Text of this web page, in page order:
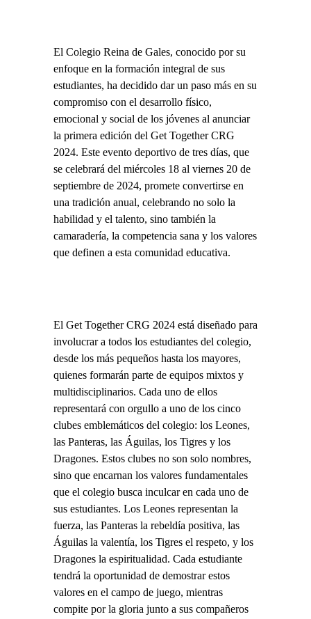
El Colegio Reina de Gales, conocido por su
enfoque en la formación integral de sus
estudiantes, ha decidido dar un paso más en su
compromiso con el desarrollo físico,
emocional y social de los jóvenes al anunciar
la primera edición del Get Together CRG
2024. Este evento deportivo de tres días, que
se celebrará del miércoles 18 al viernes 20 de
septiembre de 2024, promete convertirse en
una tradición anual, celebrando no solo la
habilidad y el talento, sino también la
camaradería, la competencia sana y los valores
que definen a esta comunidad educativa.
El Get Together CRG 2024 está diseñado para
involucrar a todos los estudiantes del colegio,
desde los más pequeños hasta los mayores,
quienes formarán parte de equipos mixtos y
multidisciplinarios. Cada uno de ellos
representará con orgullo a uno de los cinco
clubes emblemáticos del colegio: los Leones,
las Panteras, las Águilas, los Tigres y los
Dragones. Estos clubes no son solo nombres,
sino que encarnan los valores fundamentales
que el colegio busca inculcar en cada uno de
sus estudiantes. Los Leones representan la
fuerza, las Panteras la rebeldía positiva, las
Águilas la valentía, los Tigres el respeto, y los
Dragones la espiritualidad. Cada estudiante
tendrá la oportunidad de demostrar estos
valores en el campo de juego, mientras
compite por la gloria junto a sus compañeros